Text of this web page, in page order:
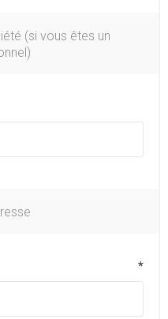
(si vous êtes un
*